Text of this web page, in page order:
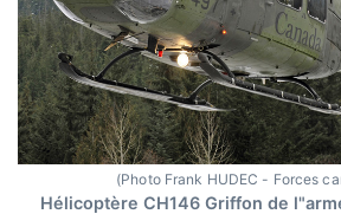
(Photo Frank HUDEC - Forces
Hélicoptère CH146 Griffon de